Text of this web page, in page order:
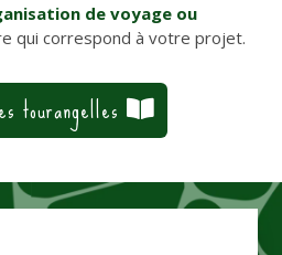
de voyage ou
qui correspond à votre projet.
tourangelles